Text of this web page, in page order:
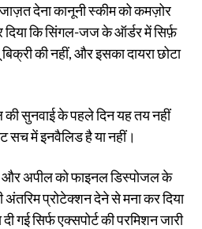
देना कानूनी स्कीम को कमज़ोर
दिया कि सिंगल-जज के ऑर्डर में सिर्फ़
की नहीं, और इसका दायरा छोटा
की सुनवाई के पहले दिन यह तय नहीं
सच में इनवैलिड है या नहीं।
और अपील को फाइनल डिस्पोजल के
अंतरिम प्रोटेक्शन देने से मना कर दिया
गई सिर्फ एक्सपोर्ट की परमिशन जारी